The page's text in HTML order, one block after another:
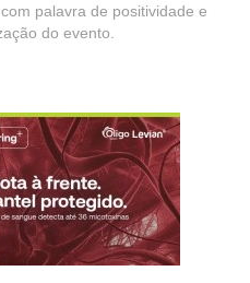
palavra de positividade e
do evento.